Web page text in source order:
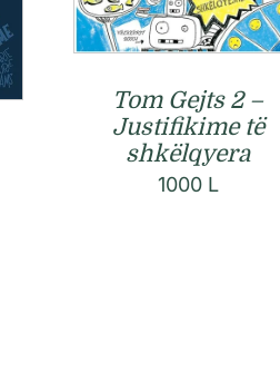
Tom Gejts 2 –
Justifikime të
shkëlqyera
1000 L